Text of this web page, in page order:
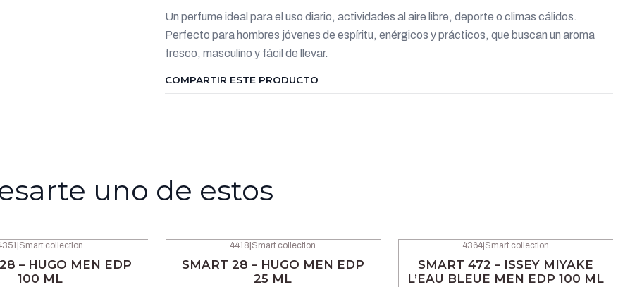
Un perfume ideal para el uso diario, actividades al aire libre, deporte o climas cálidos.
Perfecto para hombres jóvenes de espíritu, enérgicos y prácticos, que buscan un aroma
fresco, masculino y fácil de llevar.
COMPARTIR ESTE PRODUCTO
uno de estos
Smart collection
– HUGO MEN EDP
100 ML
4418 Smart collection
SMART 28 – HUGO MEN EDP
25 ML
4364| Smart collection
SMART 472 – ISSEY MIYAKE
L’EAU BLEUE MEN EDP 100 ML